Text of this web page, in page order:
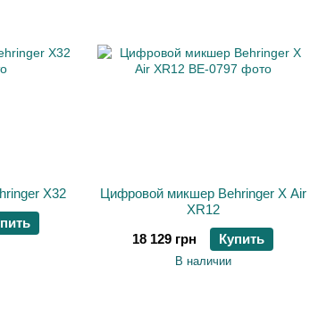
X32
Цифровой микшер Behringer X Air
XR12
18 129 грн
Купить
В наличии